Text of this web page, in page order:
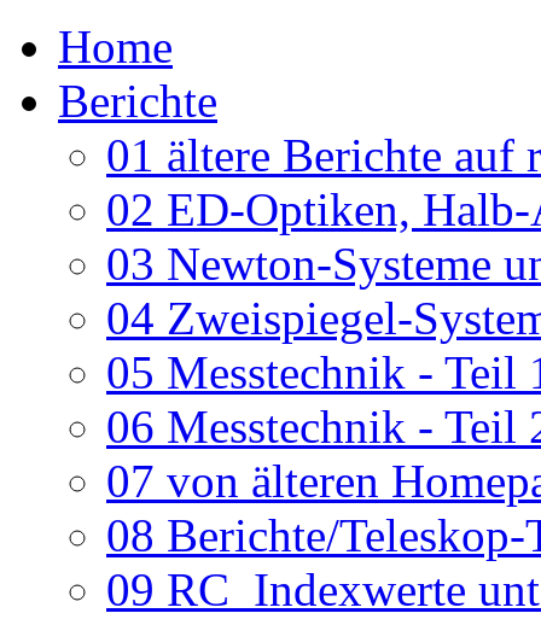
Home
Berichte
01 ältere Berichte auf
02 ED-Optiken, Halb-
03 Newton-Systeme
04 Zweispiegel-
05 Messtechnik - Teil
06 Messtechnik - Teil
07 von älteren
08 Berichte/
09 RC_Indexwerte